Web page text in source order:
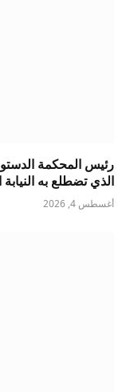
رئيس المحكمة
الذي تضطلع به النيابة
أغسطس 4, 2026